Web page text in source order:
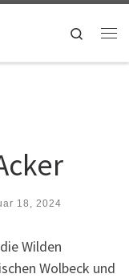
Search
18, 2024
Wilden
Wolbeck und